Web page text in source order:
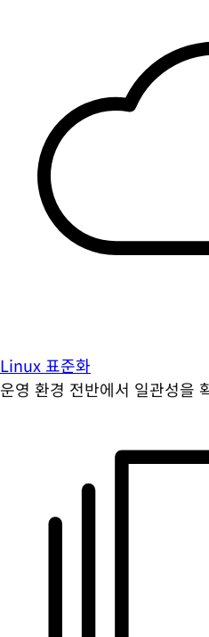
Linux 표준화
운영 환경 전반에서 일관성을